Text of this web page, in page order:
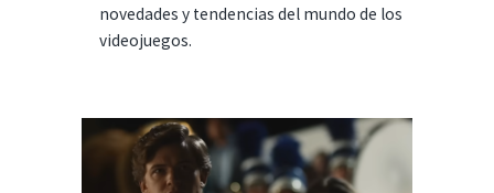
novedades y tendencias del mundo de los
videojuegos.